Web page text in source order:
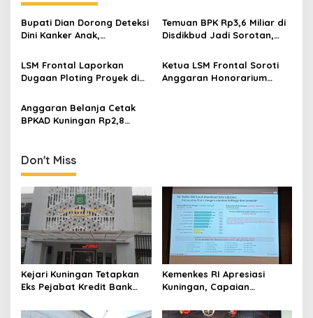
Bupati Dian Dorong Deteksi
Dini Kanker Anak,
Diminta Tingkatkan
Kewaspadaan
Temuan BPK Rp3,6 Miliar di
Disdikbud Jadi Sorotan,
dengan Evaluasi JPT
Pemkab Kuningan
LSM Frontal Laporkan
Dugaan Ploting Proyek di
Sekda Disorot
Ketua LSM Frontal Soroti
Anggaran Honorarium
Anggaran Belanja Cetak
BPKAD Kuningan Rp2,8
Don't Miss
Kejari Kuningan Tetapkan
Eks Pejabat Kredit Bank
Korupsi, Negara Rugi
Kemenkes RI Apresiasi
Kuningan, Capaian
Stunting Tembus 100 Persen